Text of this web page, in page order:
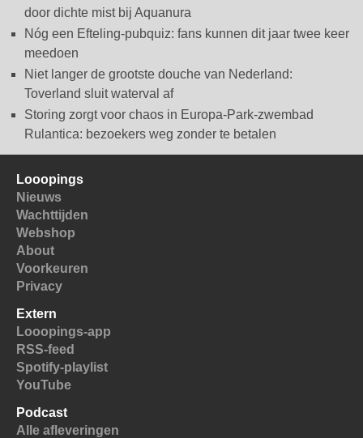
door dichte mist bij Aquanura
Nóg een Efteling-pubquiz: fans kunnen dit jaar twee keer
meedoen
Niet langer de grootste douche van Nederland:
Toverland sluit waterval af
Storing zorgt voor chaos in Europa-Park-zwembad
Rulantica: bezoekers weg zonder te betalen
Looopings
Nieuws
Wachttijden
Webshop
About
Voorkeuren
Privacy
Extern
Looopings-app
RSS-feed
Spotify-playlist
YouTube
Podcast
Alle afleveringen